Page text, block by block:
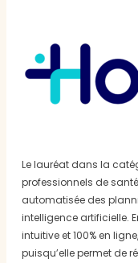
Le lauréat dans la
professionnels de
automatisée des
intelligence artificielle.
intuitive et 100% en
puisqu’elle permet de